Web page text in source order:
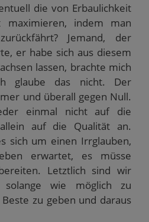
die von Erbaulichkeit
maximieren, indem man
Jemand, der
er habe sich aus diesem
lassen, brachte mich
glaube das nicht. Der
und überall gegen Null.
einmal nicht auf die
auf die Qualität an.
sich um einen Irrglauben,
erwartet, es müsse
Letztlich sind wir
wie möglich zu
zu geben und daraus